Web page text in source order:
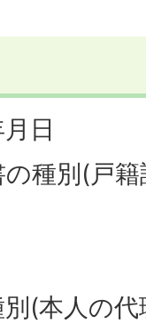
日
種別(戸
(本人の